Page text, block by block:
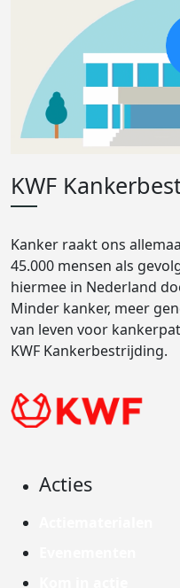
KWF
Kanker raakt ons
45.000 mensen als
hiermee in Nederland
Minder kanker, meer
van leven voor
KWF Kankerbestrijding.
Acties